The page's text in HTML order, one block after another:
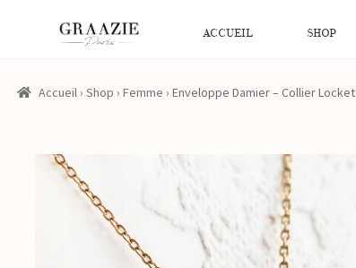
ACCUEIL SHOP
Accueil› Shop › Femme › Enveloppe Damier – Collier Locket